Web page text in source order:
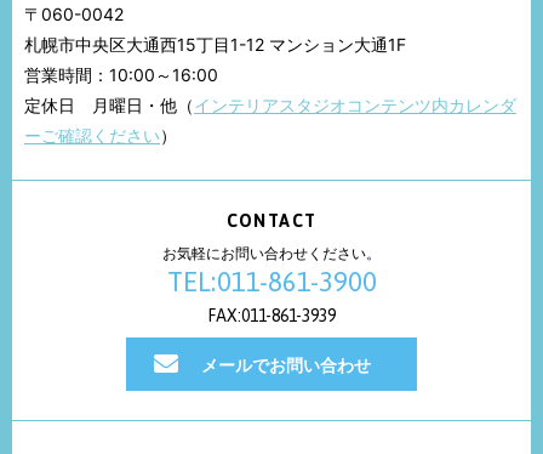
〒060-0042
札幌市中央区大通西15丁目1-12 マンション大通1F
営業時間：10:00～16:00
定休日 月曜日・他（インテリアスタジオコンテンツ内カレンダ
ーご確認ください）
CONTACT
お気軽にお問い合わせください。
TEL:011-861-3900
FAX:011-861-3939
メールでお問い合わせ